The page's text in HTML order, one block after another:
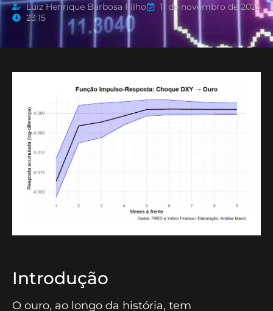
Luiz Henrique Barbosa Filho
11 de novembro de 2025
23:15
Introdução
O ouro, ao longo da história, tem